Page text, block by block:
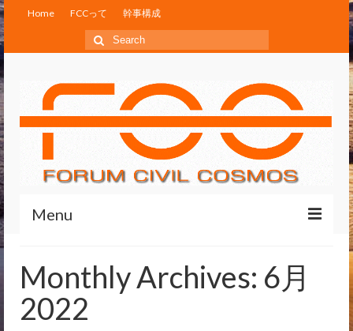
Home FCCって 幹事構成
Search
for:
Menu
FCCって
幹事構成
Monthly Archives: 6月
2022